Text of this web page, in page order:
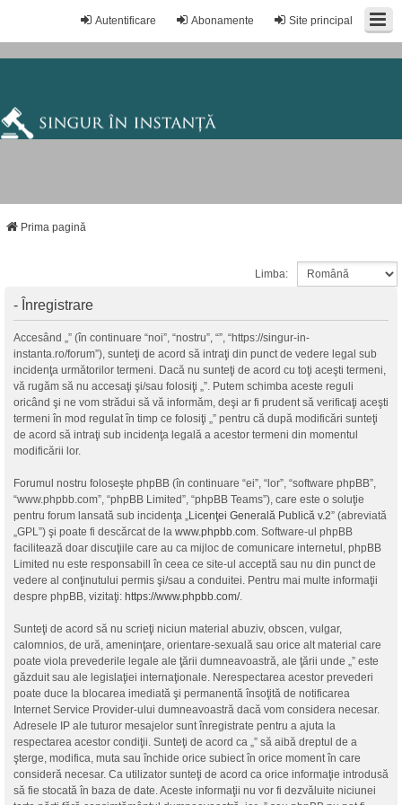
Site principal
Abonamente
Autentificare
Prima pagină
Limba:
- Înregistrare
Accesând „” (în continuare “noi”, “nostru”, “”, “https://singur-in-
instanta.ro/forum”), sunteţi de acord să intraţi din punct de vedere legal sub
incidenţa următorilor termeni. Dacă nu sunteţi de acord cu toţi aceşti termeni,
vă rugăm să nu accesaţi şi/sau folosiţi „”. Putem schimba aceste reguli
oricând şi ne vom strădui să vă informăm, deşi ar fi prudent să verificaţi aceşti
termeni în mod regulat în timp ce folosiţi „” pentru că după modificări sunteţi
de acord să intraţi sub incidenţa legală a acestor termeni din momentul
modificării lor.
Forumul nostru foloseşte phpBB (în continuare “ei”, “lor”, “software phpBB”,
“www.phpbb.com”, “phpBB Limited”, “phpBB Teams”), care este o soluţie
pentru forum lansată sub incidenţa „Licenţei Generală Publică v.2” (abreviată
„GPL”) şi poate fi descărcat de la www.phpbb.com. Software-ul phpBB
facilitează doar discuţiile care au ca mijloc de comunicare internetul, phpBB
Limited nu este responsabill în ceea ce site-ul acceptă sau nu din punct de
vedere al conţinutului permis şi/sau a conduitei. Pentru mai multe informaţii
despre phpBB, vizitaţi: https://www.phpbb.com/.
Sunteţi de acord să nu scrieţi niciun material abuziv, obscen, vulgar,
calomnios, de ură, ameninţare, orientare-sexuală sau orice alt material care
poate viola prevederile legale ale ţării dumneavoastră, ale ţării unde „” este
găzduit sau ale legislaţiei internaţionale. Nerespectarea acestor prevederi
poate duce la blocarea imediată şi permanentă însoţită de notificarea
Internet Service Provider-ului dumneavoastră dacă vom considera necesar.
Adresele IP ale tuturor mesajelor sunt înregistrate pentru a ajuta la
respectarea acestor condiţii. Sunteţi de acord ca „” să aibă dreptul de a
şterge, modifica, muta sau închide orice subiect în orice moment în care
consideră necesar. Ca utilizator sunteţi de acord ca orice informaţie introdusă
să fie stocată în baza de date. Aceste informaţii nu vor fi dezvăluite niciunei